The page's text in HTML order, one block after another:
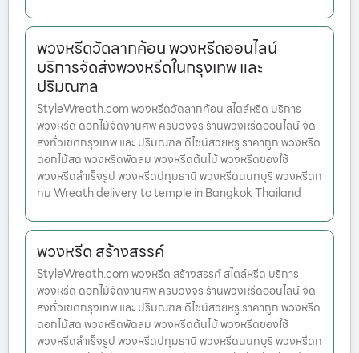
พวงหรีดวัดลากค้อน พวงหรีดออนไลน์
บริการจัดส่งพวงหรีดในกรุงเทพ และ
ปริมณฑล
StyleWreath.com พวงหรีดวัดลากค้อน สไตล์หรีด บริการ
พวงหรีด ดอกไม้จัดงานศพ ครบวงจร ร้านพวงหรีดออนไลน์ จัด
ส่งทั่วเขตกรุงเทพ และ ปริมณฑล ดีไซน์สวยหรู ราคาถูก พวงหรีด
ดอกไม้สด พวงหรีดพัดลม พวงหรีดต้นไม้ พวงหรีดของใช้
พวงหรีดสำเร็จรูป พวงหรีดปทุมธานี พวงหรีดนนทบุรี พวงหรีดก
ทม Wreath delivery to temple in Bangkok Thailand
พวงหรีด สร้างสรรค์
StyleWreath.com พวงหรีด สร้างสรรค์ สไตล์หรีด บริการ
พวงหรีด ดอกไม้จัดงานศพ ครบวงจร ร้านพวงหรีดออนไลน์ จัด
ส่งทั่วเขตกรุงเทพ และ ปริมณฑล ดีไซน์สวยหรู ราคาถูก พวงหรีด
ดอกไม้สด พวงหรีดพัดลม พวงหรีดต้นไม้ พวงหรีดของใช้
พวงหรีดสำเร็จรูป พวงหรีดปทุมธานี พวงหรีดนนทบุรี พวงหรีดก